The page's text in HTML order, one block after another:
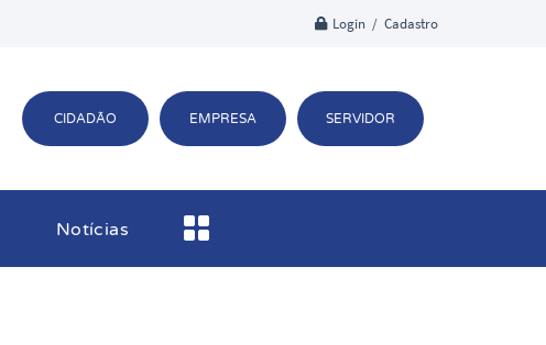
Login / Cadastro
CIDADÃO EMPRESA SERVIDOR
Notícias